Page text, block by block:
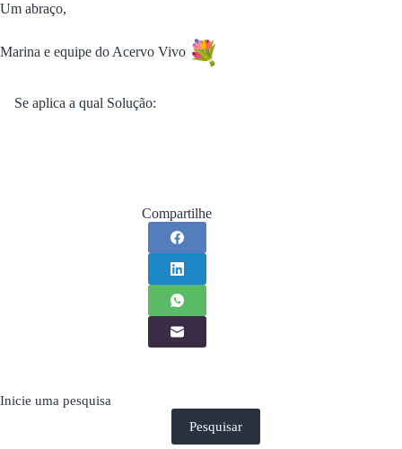
Um abraço,
Marina e equipe do Acervo Vivo
Se aplica a qual Solução:
Compartilhe
Inicie uma pesquisa
Pesquisar